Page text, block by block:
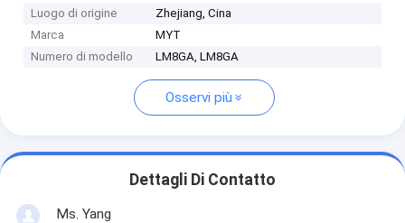
Luogo di origine
Zhejiang, Cina
Marca
MYT
Numero di modello
LM8GA, LM8GA
Osservi più
Dettagli Di Contatto
Ms. Yang